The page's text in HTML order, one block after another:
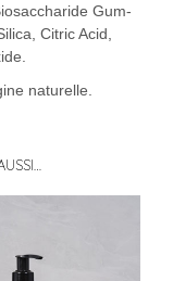
Gum-
Citric Acid,
naturelle.